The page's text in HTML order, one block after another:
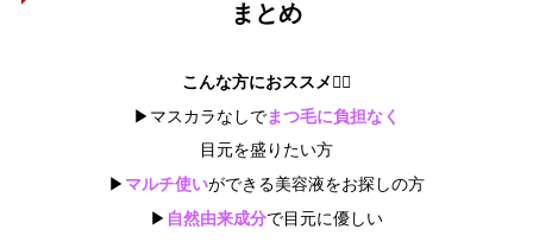
まとめ
こんな方におススメ👇🏻
▶マスカラなしでまつ毛に負担なく
目元を盛りたい方
▶ マルチ使いができる美容液をお探しの方
▶ 自然由来成分で目元に優しい